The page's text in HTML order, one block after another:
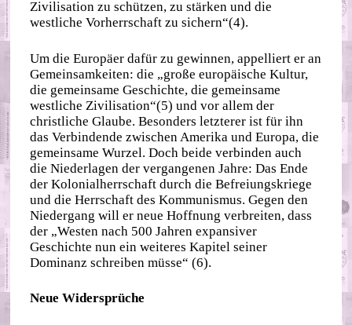
Zivilisation zu schützen, zu stärken und die
westliche Vorherrschaft zu sichern“(4).
Um die Europäer dafür zu gewinnen, appelliert er an
Gemeinsamkeiten: die „große europäische Kultur,
die gemeinsame Geschichte, die gemeinsame
westliche Zivilisation“(5) und vor allem der
christliche Glaube. Besonders letzterer ist für ihn
das Verbindende zwischen Amerika und Europa, die
gemeinsame Wurzel. Doch beide verbinden auch
die Niederlagen der vergangenen Jahre: Das Ende
der Kolonialherrschaft durch die Befreiungskriege
und die Herrschaft des Kommunismus. Gegen den
Niedergang will er neue Hoffnung verbreiten, dass
der „Westen nach 500 Jahren expansiver
Geschichte nun ein weiteres Kapitel seiner
Dominanz schreiben müsse“ (6).
Neue Widersprüche